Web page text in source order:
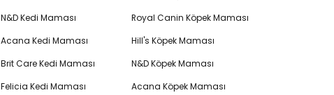
N&D Kedi Maması
Acana Kedi Maması
Brit Care Kedi Maması
Felicia Kedi Maması
Royal Canin Köpek Maması
Hill's Köpek Maması
N&D Köpek Maması
Acana Köpek Maması